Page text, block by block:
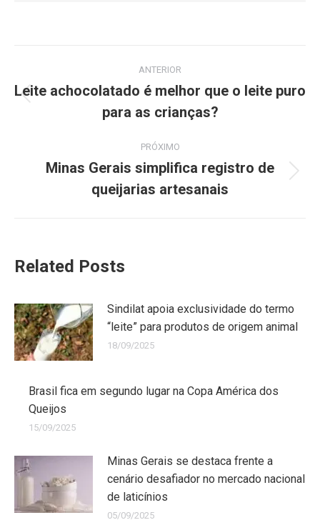
ANTERIOR
Leite achocolatado é melhor que o leite puro
para as crianças?
PRÓXIMO
Minas Gerais simplifica registro de
queijarias artesanais
Related Posts
Sindilat apoia exclusividade do termo
“leite” para produtos de origem animal
18/09/2025
Brasil fica em segundo lugar na Copa América dos
Queijos
15/09/2025
Minas Gerais se destaca frente a
cenário desafiador no mercado nacional
de laticínios
05/09/2025